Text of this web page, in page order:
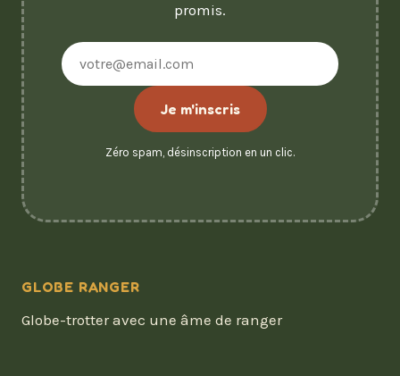
promis.
mail
Je m'inscris
Zéro spam, désinscription en un clic.
GLOBE RANGER
Globe-trotter avec une âme de ranger